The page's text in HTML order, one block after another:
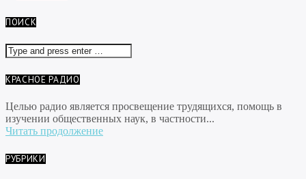
ПОИСК
КРАСНОЕ РАДИО
Целью радио является просвещение трудящихся, помощь в
изучении общественных наук, в частности...
Читать продолжение
РУБРИКИ